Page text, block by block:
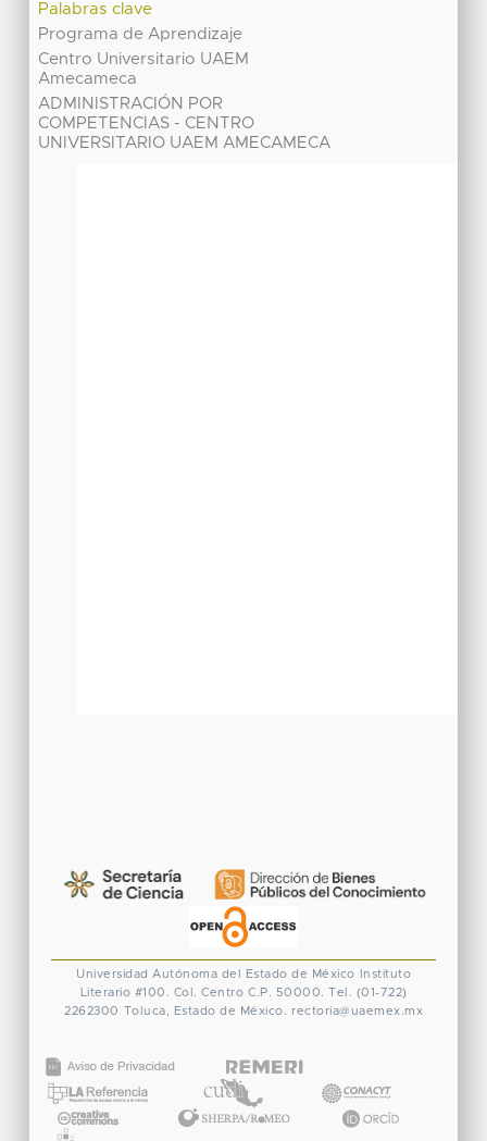
Palabras clave
Programa de Aprendizaje
Centro Universitario UAEM
Amecameca
ADMINISTRACIÓN POR
COMPETENCIAS - CENTRO
UNIVERSITARIO UAEM AMECAMECA
Universidad Autónoma del Estado de México
Instituto
Literario #100. Col. Centro C.P. 50000. Tel. (01-722)
2262300 Toluca, Estado de México. rectoria@uaemex.mx